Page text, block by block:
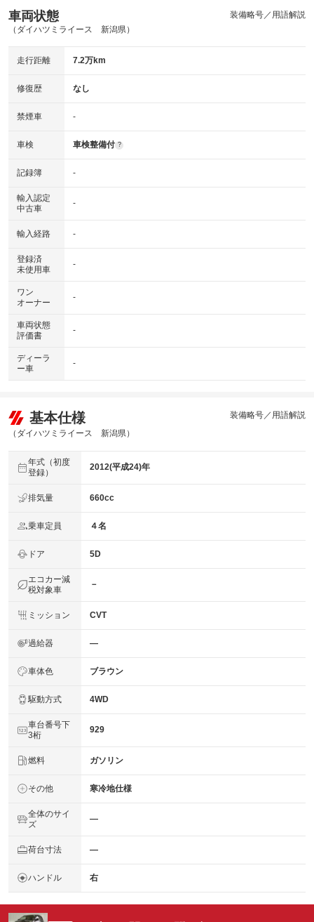
車両状態
（ダイハツミライース 新潟県）
装備略号／用語解説
走行距離 7.2万km
修復歴 なし
禁煙車 -
車検 車検整備付 ?
記録簿 -
輸入認定
中古車
-
輸入経路 -
登録済
未使用車
-
ワン
オーナー
-
車両状態
評価書
-
ディーラ
ー車
-
基本仕様
（ダイハツミライース 新潟県）
装備略号／用語解説
年式（初度
登録）
2012(平成24)年
排気量 660cc
乗車定員 ４名
ドア 5D
エコカー減
税対象車
－
ミッション CVT
過給器 ―
車体色 ブラウン
駆動方式 4WD
車台番号下
3桁
929
燃料 ガソリン
その他 寒冷地仕様
全体のサイ
ズ
―
荷台寸法 ―
ハンドル 右